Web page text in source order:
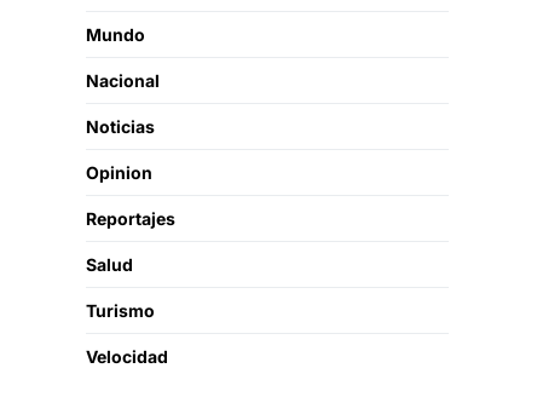
Mundo
Nacional
Noticias
Opinion
Reportajes
Salud
Turismo
Velocidad